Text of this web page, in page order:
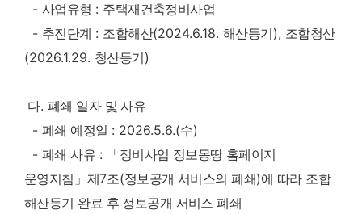
- 사업유형 : 주택재건축정비사업
- 추진단계 : 조합해산(2024.6.18. 해산등기), 조합청산
(2026.1.29. 청산등기)
다. 폐쇄 일자 및 사유
- 폐쇄 예정일 : 2026.5.6.(수)
- 폐쇄 사유 : 「정비사업 정보몽땅 홈페이지
운영지침 」 제7조(정보공개 서비스의 폐쇄)에 따라 조합
해산등기 완료 후 정보공개 서비스 폐쇄